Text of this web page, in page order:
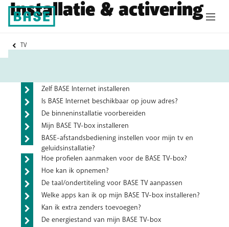
bent
TV
Installatie & activering
Veelgestelde vragen
Zelf BASE Internet installeren
Is BASE Internet beschikbaar op jouw adres?
De binneninstallatie voorbereiden
Mijn BASE TV-box installeren
BASE-afstandsbediening instellen voor mijn tv en
geluidsinstallatie?
Hoe profielen aanmaken voor de BASE TV-box?
Hoe kan ik opnemen?
De taal/ondertiteling voor BASE TV aanpassen
Welke apps kan ik op mijn BASE TV-box installeren?
Kan ik extra zenders toevoegen?
De energiestand van mijn BASE TV-box